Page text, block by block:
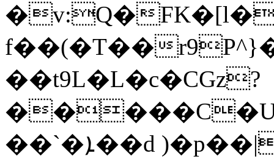
�v:Q�
f��(�T��
��t9͏L�L�c�CGz?
��`�ܐ��d )�p��|